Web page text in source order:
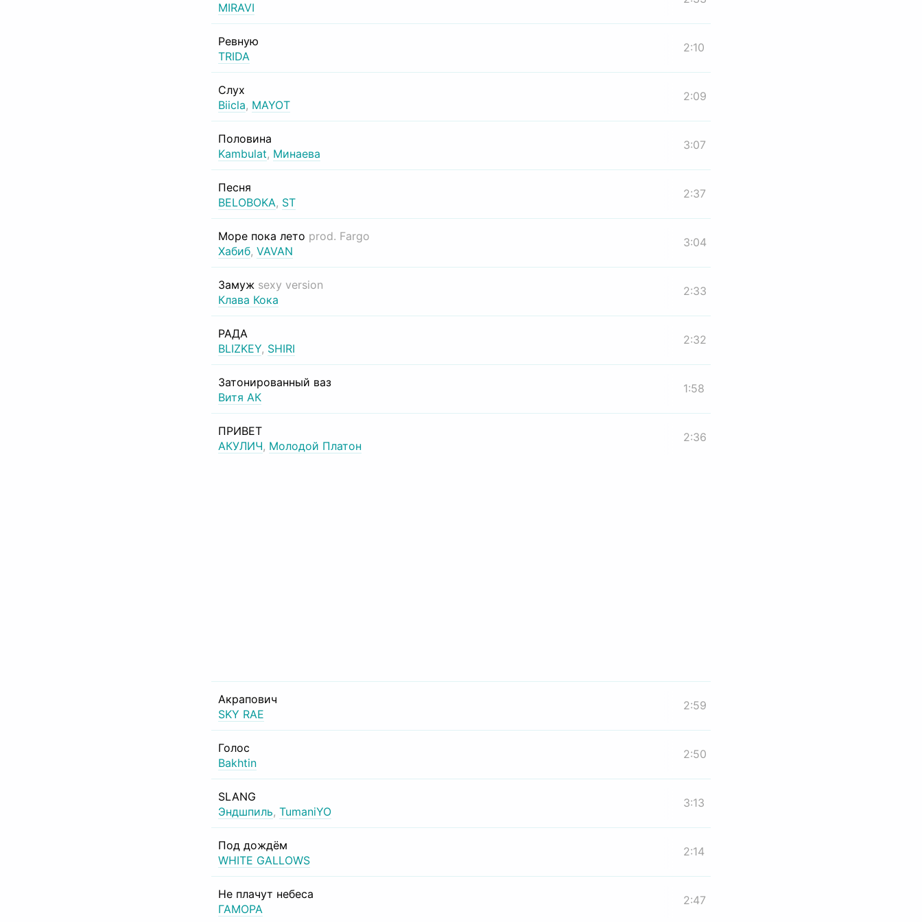
MIRAVI
Ревную
TRIDA
2:10
Слух
Biicla, MAYOT
2:09
Половина
Kambulat, Минаева
3:07
Песня
BELOBOKA, ST
2:37
Море пока лето prod. Fargo
Хабиб, VAVAN
3:04
Замуж sexy version
Клава Кока
2:33
РАДА
BLIZKEY, SHIRI
2:32
Затонированный ваз
Витя АК
1:58
ПРИВЕТ
АКУЛИЧ, Молодой Платон
2:36
Акрапович
SKY RAE
2:59
Голос
Bakhtin
2:50
SLANG
Эндшпиль, TumaniYO
3:13
Под дождём
WHITE GALLOWS
2:14
Не плачут небеса
ГАМОРА
2:47